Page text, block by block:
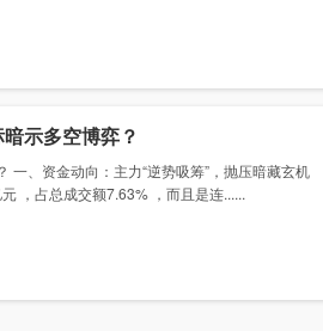
示多空博弈？
、资金动向：主力“逆势吸筹”，抛压暗藏玄机
，占总成交额7.63% ，而且是连......